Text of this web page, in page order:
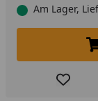
Am Lager,